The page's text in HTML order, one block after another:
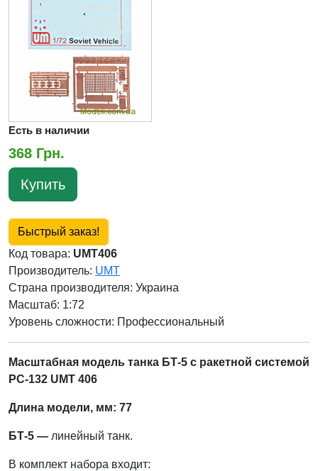
Есть в наличии
368 Грн.
Купить
Быстрый заказ!
Код товара: UMT406
Производитель: UMT
Страна производителя: Украина
Масштаб: 1:72
Уровень сложности: Профессиональный
Масштабная модель танка БТ-5 с ракетной системой
РС-132 UMT 406
Длина модели, мм: 77
БТ-5 — линейный танк.
В комплект набора входит: